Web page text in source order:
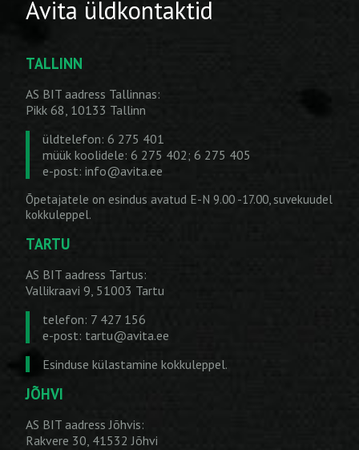
Avita üldkontaktid
TALLINN
AS BIT aadress Tallinnas:
Pikk 68, 10133 Tallinn
üldtelefon: 6 275 401
müük koolidele: 6 275 402; 6 275 405
e-post: info@avita.ee
Õpetajatele on esindus avatud E-N 9.00 -17.00, suvekuudel
kokkuleppel.
TARTU
AS BIT aadress Tartus:
Vallikraavi 9, 51003 Tartu
telefon: 7 427 156
e-post: tartu@avita.ee
Esinduse külastamine kokkuleppel.
JÕHVI
AS BIT aadress Jõhvis:
Rakvere 30, 41532 Jõhvi